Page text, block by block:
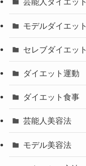
モデルダイエット
セレブダイエット
ダイエット運動
ダイエット食事
芸能人美容法
モデル美容法